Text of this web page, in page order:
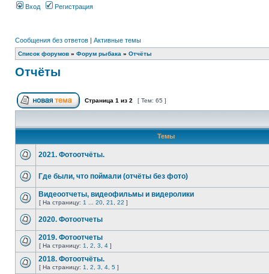
Вход Регистрация
Сообщения без ответов | Активные темы
Список форумов » Форум рыбака » Отчёты
Отчёты
Страница 1 из 2 [ Тем: 65 ]
Темы
2021. Фотоотчёты.
Где были, что поймали (отчёты без фото)
Видеоотчеты, видеофильмы и видеролики
[ На страницу: 1 20 21 22 ]
2020. Фотоотчеты
2019. Фотоотчеты
[ На страницу: 1 2 3 4 ]
2018. Фотоотчёты.
[ На страницу: 1 2 3 4 5 ]